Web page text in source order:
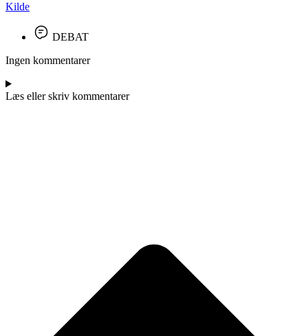
Kilde
DEBAT
Ingen kommentarer
Læs eller skriv kommentarer